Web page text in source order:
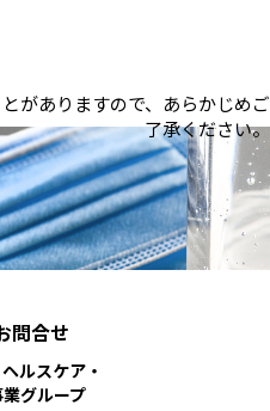
がありますので、あらかじめご
了承ください。
問合せ
ルスケア・
グループ